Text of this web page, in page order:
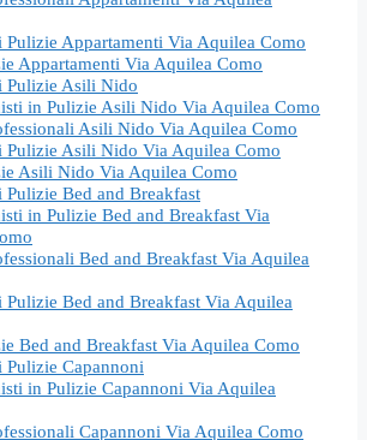
Pulizie Appartamenti Via Aquilea Como
Appartamenti Via Aquilea Como
Pulizie Asili Nido
in Pulizie Asili Nido Via Aquilea Como
Asili Nido Via Aquilea Como
Pulizie Asili Nido Via Aquilea Como
Asili Nido Via Aquilea Como
Pulizie Bed and Breakfast
in Pulizie Bed and Breakfast Via
Bed and Breakfast Via Aquilea
Pulizie Bed and Breakfast Via Aquilea
Bed and Breakfast Via Aquilea Como
Pulizie Capannoni
in Pulizie Capannoni Via Aquilea
Capannoni Via Aquilea Como